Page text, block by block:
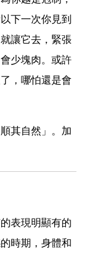
下一次你見到
讓它去，緊張
少塊肉。或許
，哪怕還是會
其自然」。加
表現明顯有的
時期，身體和